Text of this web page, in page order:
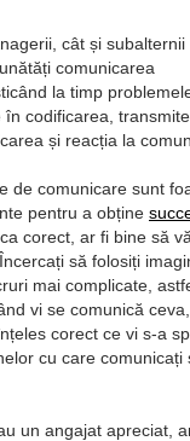
cât și subalternii
comunicarea
la timp
în codificarea,
și reacția la
de comunicare sunt
pentru a obține
corect, ar fi bine să
să folosiți
mai complicate,
vi se comunică ceva,
corect ce vi s-a
cu care comunicați
un angajat apreciat,